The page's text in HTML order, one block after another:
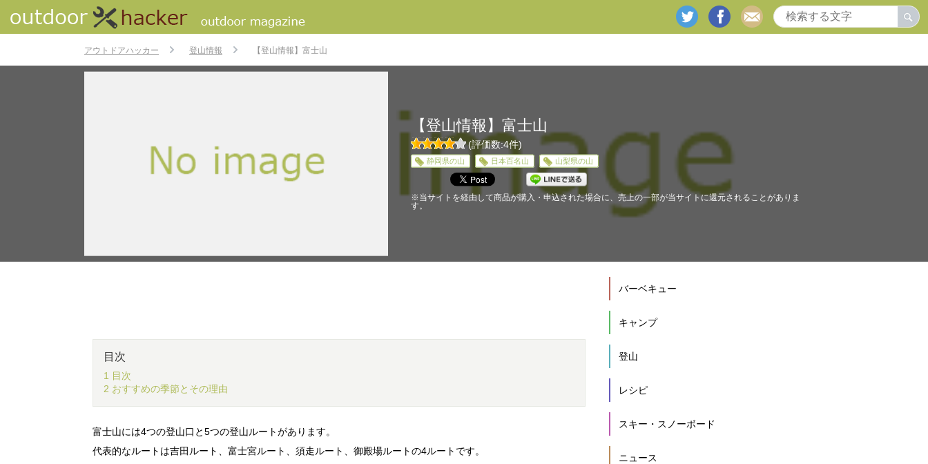
アウトドアハッカー 登山情報 【登山情報】富士山
【登山情報】富士山
45
(評価数:4件)
静岡県の山 日本百名山 山梨県の山
※当サイトを経由して商品が購入・申込された場合に、売上の一部が当サイトに還元されることがありま
す。
目次
1 目次
2 おすすめの季節とその理由
富士山には4つの登山口と5つの登山ルートがあります。
代表的なルートは吉田ルート、富士宮ルート、須走ルート、御殿場ルートの4ルートです。
バーベキュー
キャンプ
登山
レシピ
スキー・スノーボード
ニュース